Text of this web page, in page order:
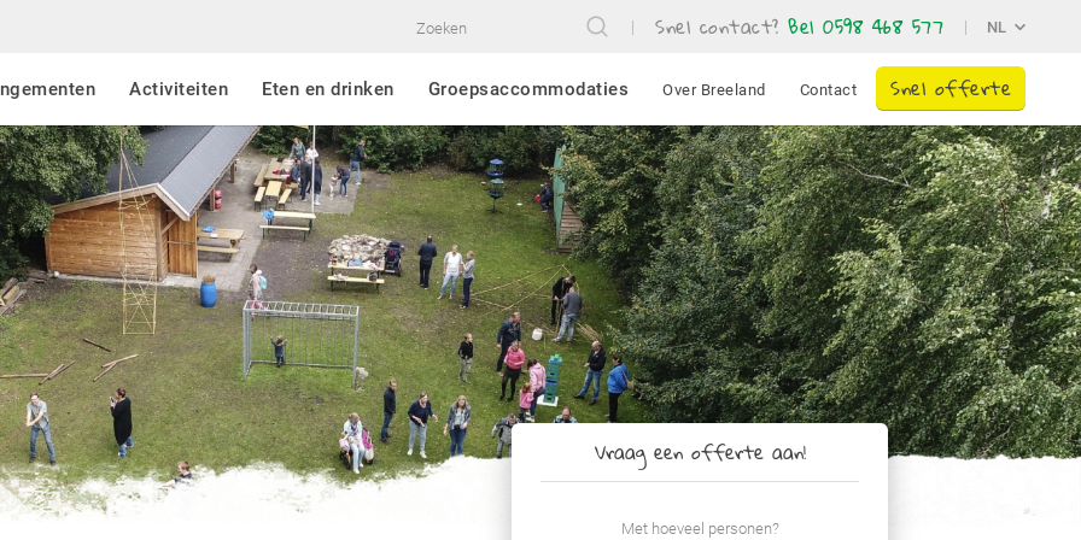
Snel contact? Bel 0598 468 577 NL
Activiteiten Eten en drinken Groepsaccommodaties Over Breeland Contact Snel offerte
Vraag een offerte aan!
Met hoeveel personen?